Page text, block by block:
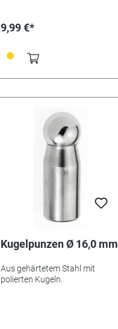
9,99 €*
Kugelpunzen Ø 16,0 mm
Aus gehärtetem Stahl mit
polierten Kugeln.